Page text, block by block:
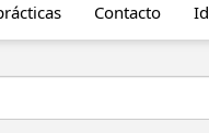
Contacto